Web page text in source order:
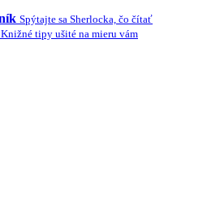
Spýtajte sa Sherlocka, čo čítať
Knižné tipy ušité na mieru vám